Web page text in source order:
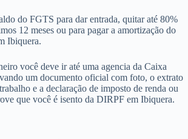
do FGTS para dar entrada, quitar até 80%
12 meses ou para pagar a amortização do
Ibiquera.
você deve ir até uma agencia da Caixa
um documento oficial com foto, o extrato
e a declaração de imposto de renda ou
que você é isento da DIRPF em Ibiquera.